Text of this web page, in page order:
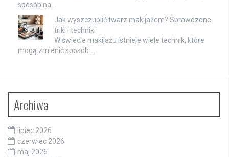
sposób na …
Jak wyszczuplić twarz makijażem? Sprawdzone
triki i techniki
W świecie makijażu istnieje wiele technik, które
mogą zmienić sposób …
Archiwa
lipiec 2026
czerwiec 2026
maj 2026